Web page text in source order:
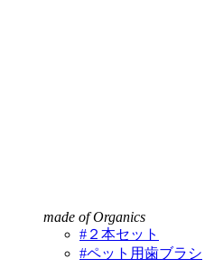
made of Organics
#２本セット
#ペット用歯ブラシ